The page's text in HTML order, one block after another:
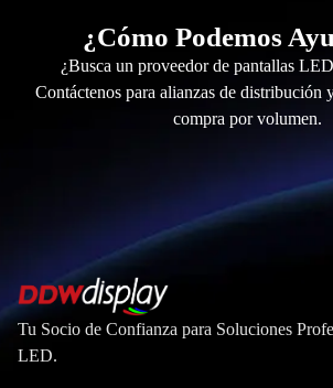
¿Cómo Podemos
¿Busca un proveedor de pantallas
Contáctenos para alianzas de distribución
compra por volumen.
Tu Socio de Confianza para Soluciones
LED.